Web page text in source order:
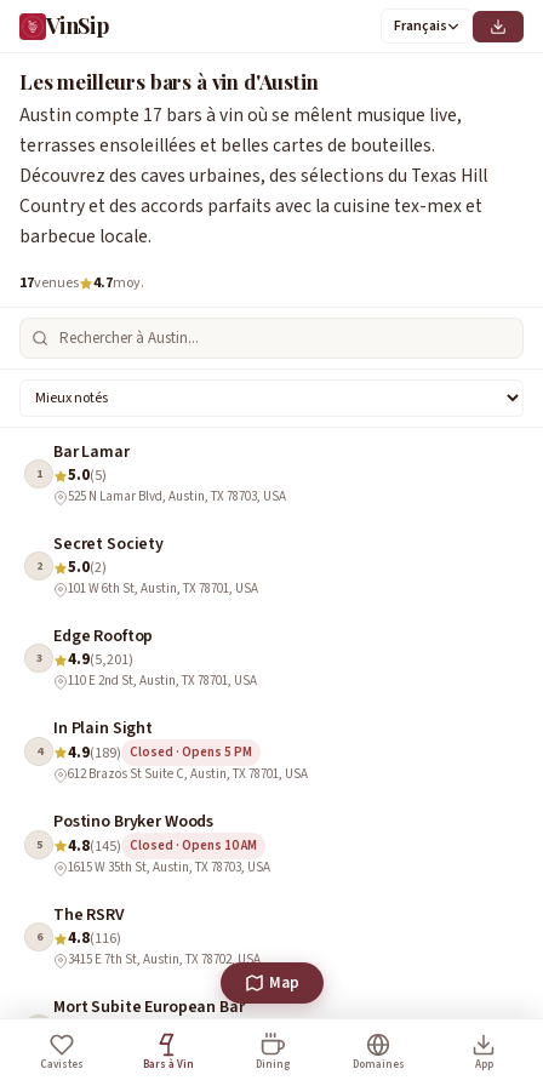
VinSip Français
Les meilleurs bars à vin d'Austin
Austin compte 17 bars à vin où se mêlent musique live,
terrasses ensoleillées et belles cartes de bouteilles.
Découvrez des caves urbaines, des sélections du Texas Hill
Country et des accords parfaits avec la cuisine tex-mex et
barbecue locale.
17venues 4.7moy.
1
Bar Lamar
5.0(5)
525 N Lamar Blvd, Austin, TX 78703, USA
2
Secret Society
5.0(2)
101 W 6th St, Austin, TX 78701, USA
3
Edge Rooftop
4.9(5,201)
110 E 2nd St, Austin, TX 78701, USA
4
In Plain Sight
4.9(189) Closed · Opens 5 PM
612 Brazos St Suite C, Austin, TX 78701, USA
5
Postino Bryker Woods
4.8(145) Closed · Opens 10 AM
1615 W 35th St, Austin, TX 78703, USA
6
The RSRV
4.8(116)
3415 E 7th St, Austin, TX 78702, USA
Mort Subite European Bar
4.7
308 Congress Ave., Austin, TX 78701, USA
Cavistes Bars à Vin Dining Domaines App
Map